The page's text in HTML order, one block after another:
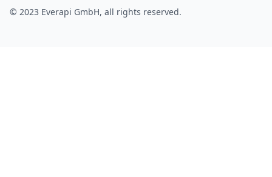
© 2023 Everapi GmbH, all rights reserved.